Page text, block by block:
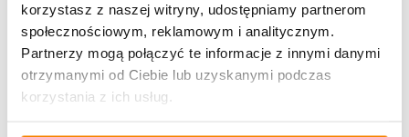
korzystasz z naszej witryny, udostępniamy partnerom
społecznościowym, reklamowym i analitycznym.
Partnerzy mogą połączyć te informacje z innymi danymi
otrzymanymi od Ciebie lub uzyskanymi podczas
korzystania z ich usług.
Opis produktu
Specyfikacja